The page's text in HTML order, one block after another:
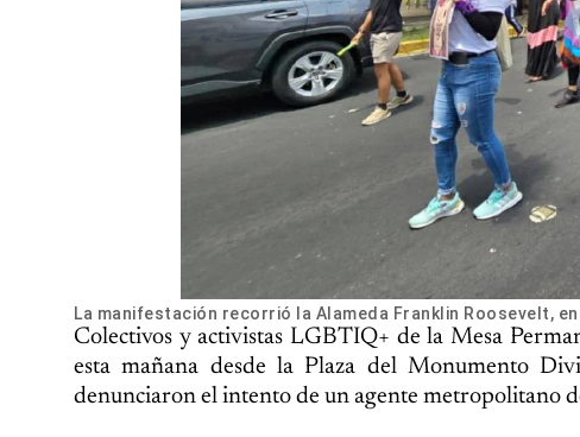
La manifestación recorrió la Alameda Franklin Roosevelt,
Colectivos y activistas LGBTIQ+ de la Mesa
esta mañana desde la Plaza del Monumento
denunciaron el intento de un agente metropolitano